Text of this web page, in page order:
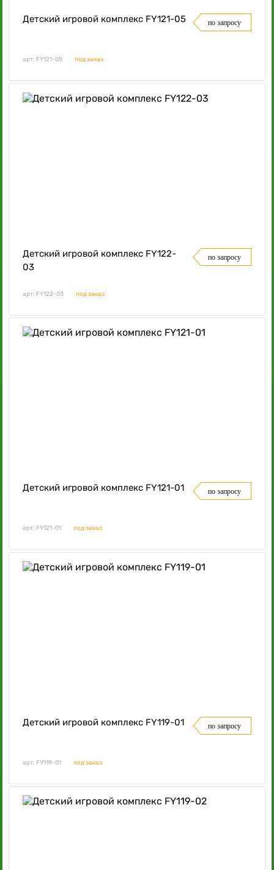
Детский игровой комплекс FY121-05 по запросу
арт: FY121-05 под заказ
Детский игровой комплекс FY122-
03
по запросу
арт: FY122-03 под заказ
Детский игровой комплекс FY121-01 по запросу
арт: FY121-01 под заказ
Детский игровой комплекс FY119-01 по запросу
арт: FY119-01 под заказ